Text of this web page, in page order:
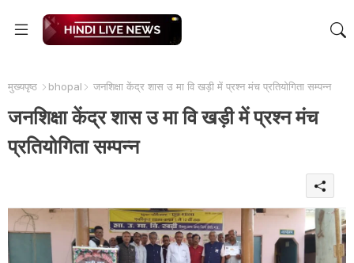
मुख्यपृष्ठ bhopal जनशिक्षा केंद्र शास उ मा वि खड़ी में प्रश्न मंच प्रतियोगिता सम्पन्न
जनशिक्षा केंद्र शास उ मा वि खड़ी में प्रश्न मंच
प्रतियोगिता सम्पन्न